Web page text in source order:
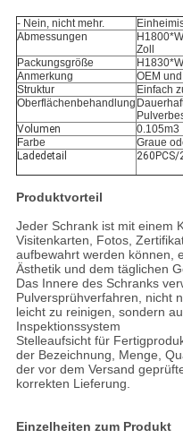
- Nein, nicht mehr.
Abmessungen
Zoll
Packungsgröße
Anmerkung
OEM
Struktur
Einfach
Oberflächenbehandlung
Volumen
0.105m3
Farbe
Graue
Ladedetail
260PCS/
Produktvorteil
Jeder Schrank ist mit einem
Visitenkarten, Fotos,
aufbewahrt werden können,
Ästhetik und dem täglichen
Das Innere des Schranks
Pulversprühverfahren, nicht
leicht zu reinigen, sondern
Inspektionssystem
Stelleaufsicht für
der Bezeichnung, Menge,
der vor dem Versand
korrekten Lieferung.
Einzelheiten zum Produkt